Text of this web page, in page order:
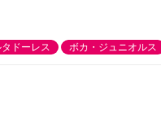
ドーレス ボカ・ジュニオルス